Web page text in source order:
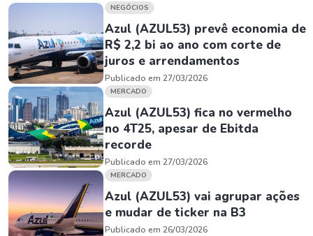
NEGÓCIOS
Azul (AZUL53) prevê economia de
R$ 2,2 bi ao ano com corte de
juros e arrendamentos
Publicado em 27/03/2026
MERCADO
Azul (AZUL53) fica no vermelho
no 4T25, apesar de Ebitda
recorde
Publicado em 27/03/2026
MERCADO
Azul (AZUL53) vai agrupar ações
e mudar de ticker na B3
Publicado em 26/03/2026